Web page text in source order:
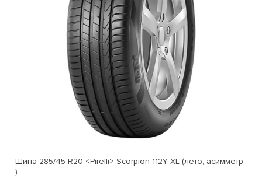
Шина 285/45 R20 <Pirelli> Scorpion 112Y XL (лето; асимметр.
)